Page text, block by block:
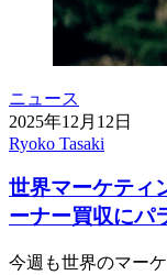
ニュース
2025年12月12日
Ryoko Tasaki
世界マーケティ
ーナー買収にパ
今週も世界のマー